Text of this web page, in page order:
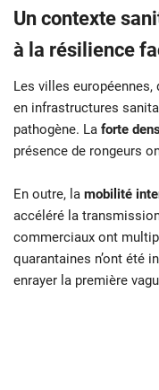
Un contexte
à la résilience
Les villes
en infrastructures
pathogène. La forte
présence de rongeurs
En outre, la mobilité
accéléré la
commerciaux ont
quarantaines n’ont été
enrayer la première